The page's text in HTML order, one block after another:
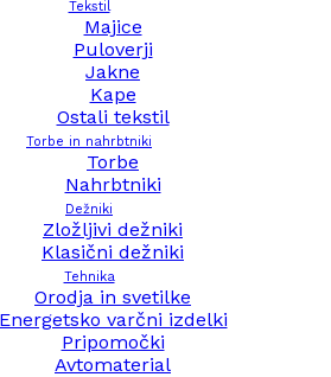
Tekstil
Majice
Puloverji
Jakne
Kape
Ostali tekstil
Torbe in nahrbtniki
Torbe
Nahrbtniki
Dežniki
Zložljivi dežniki
Klasični dežniki
Tehnika
Orodja in svetilke
Energetsko varčni izdelki
Pripomočki
Avtomaterial